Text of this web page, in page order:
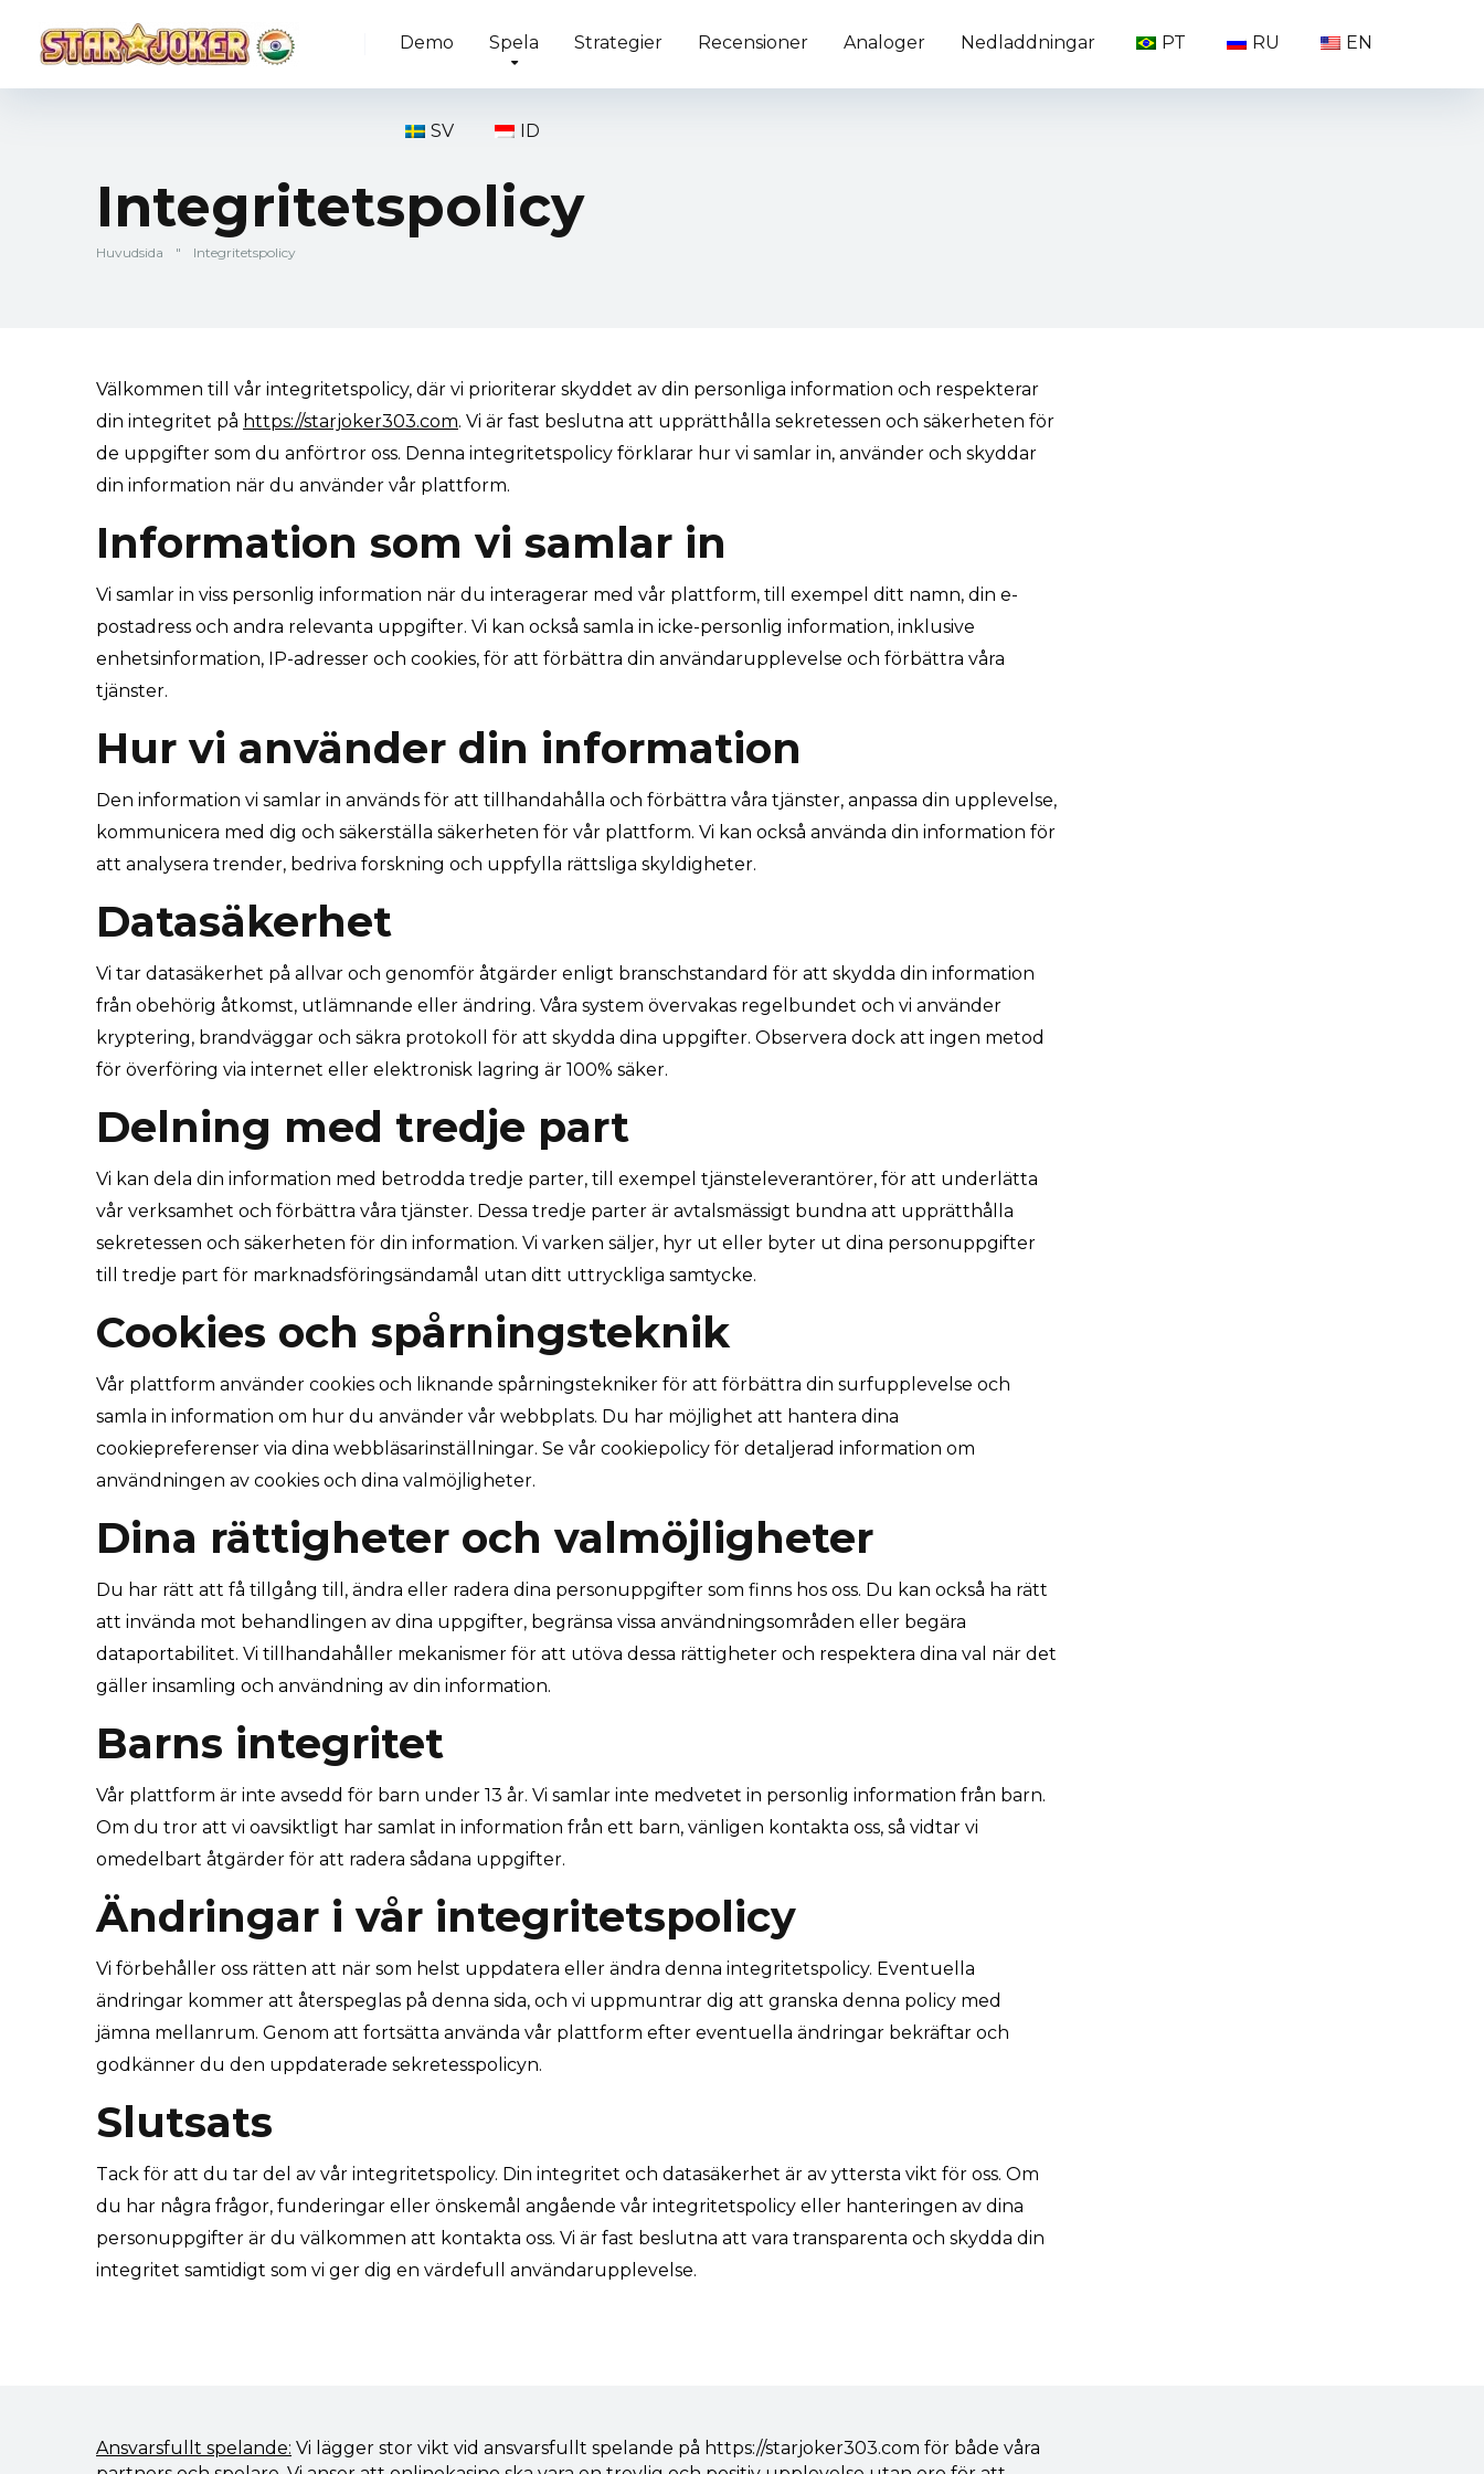
Demo Spela Strategier Recensioner Analoger Nedladdningar PT RU EN
SV ID
Integritetspolicy
Huvudsida " Integritetspolicy
Välkommen till vår integritetspolicy, där vi prioriterar skyddet av din personliga information och respekterar
din integritet på https://starjoker303.com. Vi är fast beslutna att upprätthålla sekretessen och säkerheten för
de uppgifter som du anförtror oss. Denna integritetspolicy förklarar hur vi samlar in, använder och skyddar
din information när du använder vår plattform.
Information som vi samlar in
Vi samlar in viss personlig information när du interagerar med vår plattform, till exempel ditt namn, din e-
postadress och andra relevanta uppgifter. Vi kan också samla in icke-personlig information, inklusive
enhetsinformation, IP-adresser och cookies, för att förbättra din användarupplevelse och förbättra våra
tjänster.
Hur vi använder din information
Den information vi samlar in används för att tillhandahålla och förbättra våra tjänster, anpassa din upplevelse,
kommunicera med dig och säkerställa säkerheten för vår plattform. Vi kan också använda din information för
att analysera trender, bedriva forskning och uppfylla rättsliga skyldigheter.
Datasäkerhet
Vi tar datasäkerhet på allvar och genomför åtgärder enligt branschstandard för att skydda din information
från obehörig åtkomst, utlämnande eller ändring. Våra system övervakas regelbundet och vi använder
kryptering, brandväggar och säkra protokoll för att skydda dina uppgifter. Observera dock att ingen metod
för överföring via internet eller elektronisk lagring är 100% säker.
Delning med tredje part
Vi kan dela din information med betrodda tredje parter, till exempel tjänsteleverantörer, för att underlätta
vår verksamhet och förbättra våra tjänster. Dessa tredje parter är avtalsmässigt bundna att upprätthålla
sekretessen och säkerheten för din information. Vi varken säljer, hyr ut eller byter ut dina personuppgifter
till tredje part för marknadsföringsändamål utan ditt uttryckliga samtycke.
Cookies och spårningsteknik
Vår plattform använder cookies och liknande spårningstekniker för att förbättra din surfupplevelse och
samla in information om hur du använder vår webbplats. Du har möjlighet att hantera dina
cookiepreferenser via dina webbläsarinställningar. Se vår cookiepolicy för detaljerad information om
användningen av cookies och dina valmöjligheter.
Dina rättigheter och valmöjligheter
Du har rätt att få tillgång till, ändra eller radera dina personuppgifter som finns hos oss. Du kan också ha rätt
att invända mot behandlingen av dina uppgifter, begränsa vissa användningsområden eller begära
dataportabilitet. Vi tillhandahåller mekanismer för att utöva dessa rättigheter och respektera dina val när det
gäller insamling och användning av din information.
Barns integritet
Vår plattform är inte avsedd för barn under 13 år. Vi samlar inte medvetet in personlig information från barn.
Om du tror att vi oavsiktligt har samlat in information från ett barn, vänligen kontakta oss, så vidtar vi
omedelbart åtgärder för att radera sådana uppgifter.
Ändringar i vår integritetspolicy
Vi förbehåller oss rätten att när som helst uppdatera eller ändra denna integritetspolicy. Eventuella
ändringar kommer att återspeglas på denna sida, och vi uppmuntrar dig att granska denna policy med
jämna mellanrum. Genom att fortsätta använda vår plattform efter eventuella ändringar bekräftar och
godkänner du den uppdaterade sekretesspolicyn.
Slutsats
Tack för att du tar del av vår integritetspolicy. Din integritet och datasäkerhet är av yttersta vikt för oss. Om
du har några frågor, funderingar eller önskemål angående vår integritetspolicy eller hanteringen av dina
personuppgifter är du välkommen att kontakta oss. Vi är fast beslutna att vara transparenta och skydda din
integritet samtidigt som vi ger dig en värdefull användarupplevelse.
Ansvarsfullt spelande: Vi lägger stor vikt vid ansvarsfullt spelande på https://starjoker303.com för både våra